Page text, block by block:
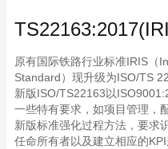
原有国际铁路行业标准IRIS（
Standard）现升级为ISO/TS
新版ISO/TS22163以
一些特有要求，如项目管理，
新版标准强化过程方法，要求
任命所有者以及建立相应的